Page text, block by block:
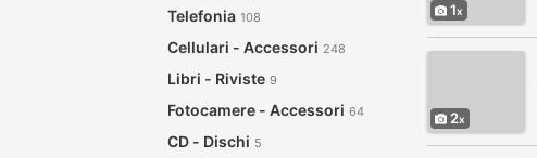
Telefonia 108
Cellulari - Accessori 248
Libri - Riviste 9
Fotocamere - Accessori 64
CD - Dischi 5
1
2